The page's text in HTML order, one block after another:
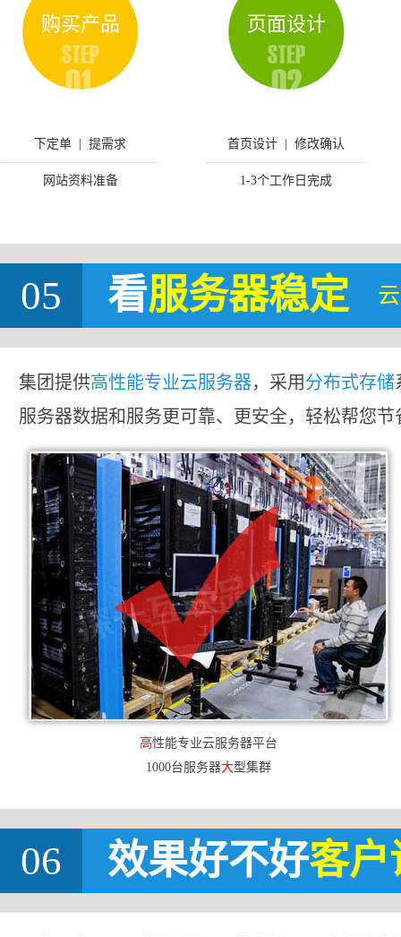
购买产品
下定单 | 提需求
网站资料准备
页面设计
首页设计 | 修改确认
1-3个工作日完成
05 看服务器稳定
集团提供高性能专业云服务器，采用分布式存储
服务器数据和服务更可靠、更安全，轻松帮您节
高性能专业云服务器平台
1000台服务器大型集群
06 效果好不好客户